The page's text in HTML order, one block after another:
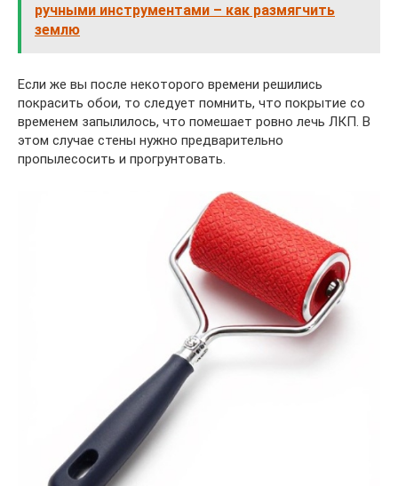
ручными инструментами – как размягчить
землю
Если же вы после некоторого времени решились
покрасить обои, то следует помнить, что покрытие со
временем запылилось, что помешает ровно лечь ЛКП. В
этом случае стены нужно предварительно
пропылесосить и прогрунтовать.